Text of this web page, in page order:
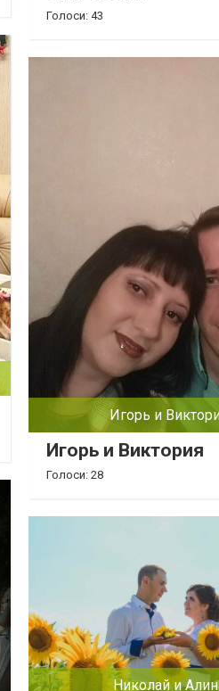
Голоси: 43
Игорь и
Игорь и Виктория
Голоси: 28
Николай и